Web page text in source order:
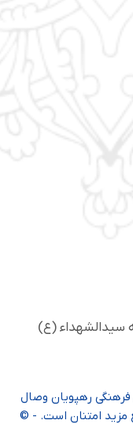
سید‌الشهداء (ع)
رهپویان وصال
مزید امتنان است. - ©